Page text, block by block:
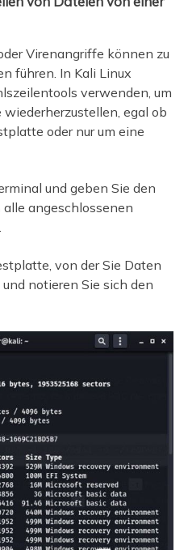
Virenangriffe können zu
führen. In Kali Linux
verwenden, um
egal ob
oder nur um eine
und geben Sie den
angeschlossenen
von der Sie Daten
notieren Sie sich den